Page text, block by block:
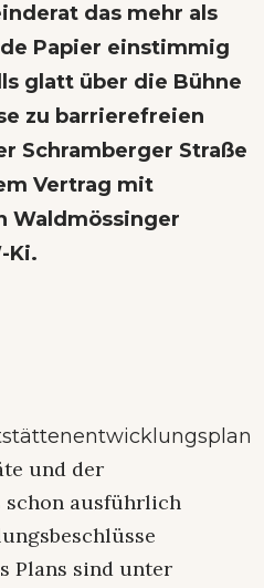
das mehr als
Papier einstimmig
glatt über die Bühne
zu barrierefreien
Schramberger Straße
Vertrag mit
Waldmössinger
Ki.
und der
schon ausführlich
Plans sind unter